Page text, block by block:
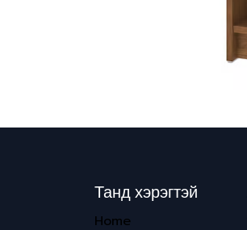
Танд хэрэгтэй
Home